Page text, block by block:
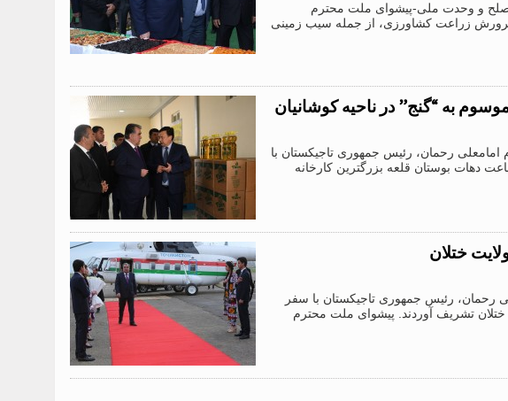
صلح و وحدت ملی-پیشوای ملت محترم
زراعت کشاورزی، از جمله سیب زمینی
به “گنج” در ناحیه کوشانیان
امامعلی رحمان، رئیس جمهوری تاجیکستان با
دهات بوستان قلعه بزرگترین کارخانه
ختلان
رحمان، رئیس جمهوری تاجیکستان با سفر
تشریف آوردند. پیشوای ملت محترم